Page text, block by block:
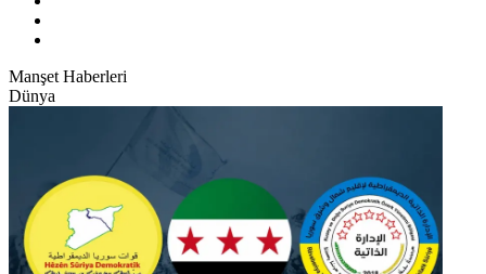
Manşet Haberleri
Dünya